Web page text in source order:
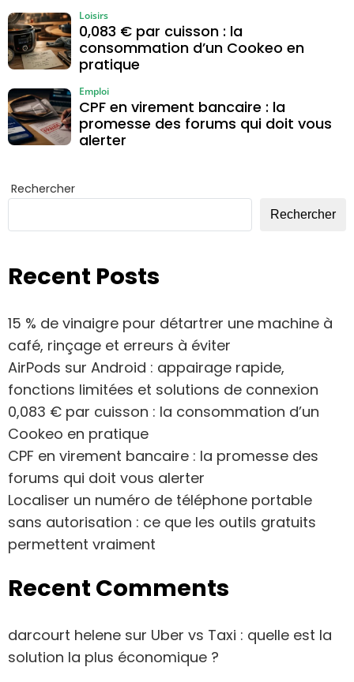
0,083 € par cuisson : la
consommation d’un Cookeo en
pratique
Loisirs
CPF en virement bancaire : la
promesse des forums qui doit vous
alerter
Emploi
Rechercher
Rechercher
Recent Posts
15 % de vinaigre pour détartrer une machine à
café, rinçage et erreurs à éviter
AirPods sur Android : appairage rapide,
fonctions limitées et solutions de connexion
0,083 € par cuisson : la consommation d’un
Cookeo en pratique
CPF en virement bancaire : la promesse des
forums qui doit vous alerter
Localiser un numéro de téléphone portable
sans autorisation : ce que les outils gratuits
permettent vraiment
Recent Comments
darcourt helene sur Uber vs Taxi : quelle est la
solution la plus économique ?